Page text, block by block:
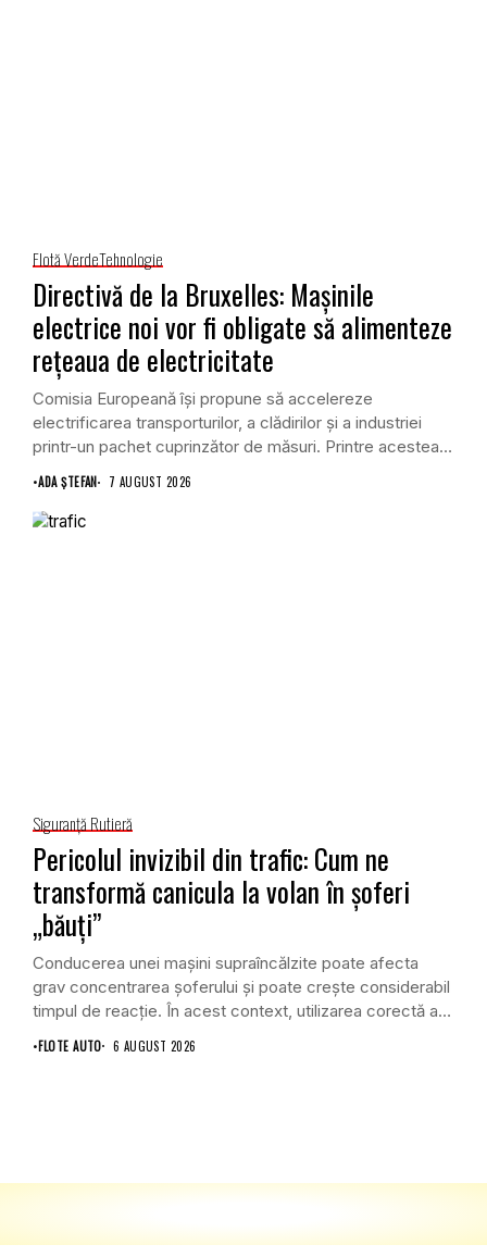
Flotă VerdeTehnologie
Directivă de la Bruxelles: Mașinile
electrice noi vor fi obligate să alimenteze
rețeaua de electricitate
Comisia Europeană își propune să accelereze
electrificarea transporturilor, a clădirilor și a industriei
printr-un pachet cuprinzător de măsuri. Printre acestea
se numără și...
•ADA ȘTEFAN 7 AUGUST 2026
Siguranţă Rutieră
Pericolul invizibil din trafic: Cum ne
transformă canicula la volan în șoferi
„băuți”
Conducerea unei mașini supraîncălzite poate afecta
grav concentrarea șoferului și poate crește considerabil
timpul de reacție. În acest context, utilizarea corectă a
aerului...
•FLOTE AUTO 6 AUGUST 2026